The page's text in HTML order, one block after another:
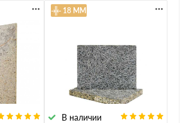
В наличии
18 ММ